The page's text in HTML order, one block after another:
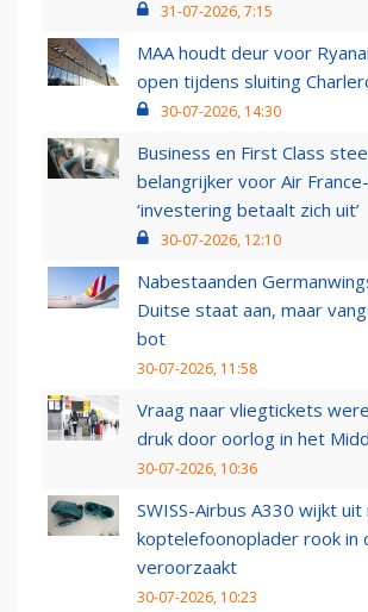
31-07-2026, 7:15
MAA houdt deur voor
open tijdens sluiting
30-07-2026, 14:30
Business en First Class
belangrijker voor Air
‘investering betaalt zich uit’
30-07-2026, 12:10
Nabestaanden
Duitse staat aan, maar
bot
30-07-2026, 11:58
Vraag naar vliegtickets
druk door oorlog in het
30-07-2026, 10:36
SWISS-Airbus A330 wijkt
koptelefoonoplader rook in
veroorzaakt
30-07-2026, 10:23